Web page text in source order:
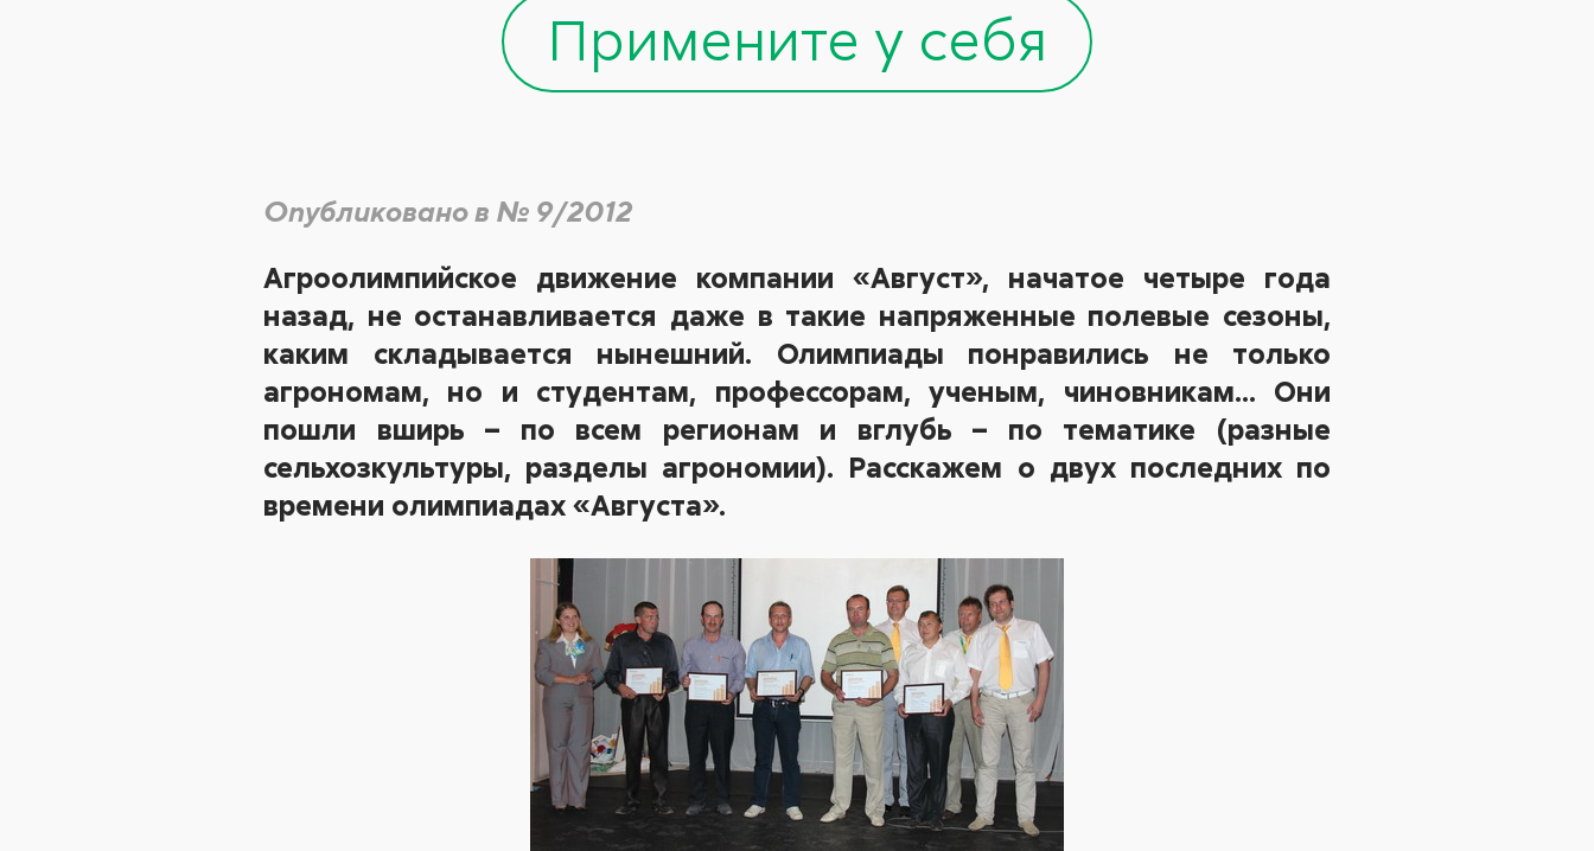
Примените у себя
Опубликовано в № 9/2012
Агроолимпийское движение компании «Август», начатое четыре года
назад, не останавливается даже в такие напряженные полевые сезоны,
каким складывается нынешний. Олимпиады понравились не только
агрономам, но и студентам, профессорам, ученым, чиновникам… Они
пошли вширь – по всем регионам и вглубь – по тематике (разные
сельхозкультуры, разделы агрономии). Расскажем о двух последних по
времени олимпиадах «Августа».